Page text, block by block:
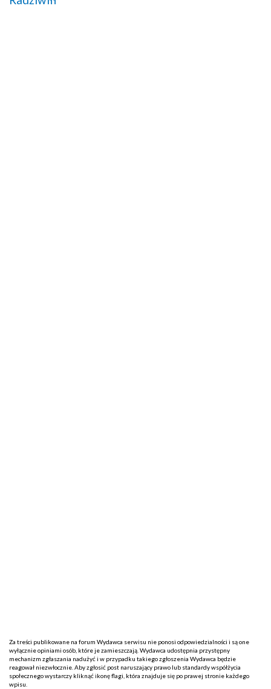
Za treści publikowane na forum Wydawca serwisu nie ponosi odpowiedzialności i są one
wyłącznie opiniami osób, które je zamieszczają. Wydawca udostępnia przystępny
mechanizm zgłaszania nadużyć i w przypadku takiego zgłoszenia Wydawca będzie
reagował niezwłocznie. Aby zgłosić post naruszający prawo lub standardy współżycia
społecznego wystarczy kliknąć ikonę flagi, która znajduje się po prawej stronie każdego
wpisu.